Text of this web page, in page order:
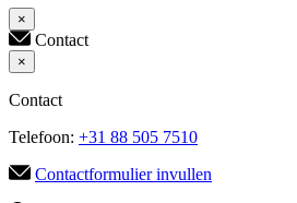
×
Contact
×
Contact
Telefoon: +31 88 505 7510
Contactformulier invullen